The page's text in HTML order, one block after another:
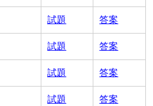
試題 答案
試題 答案
試題 答案
試題 答案